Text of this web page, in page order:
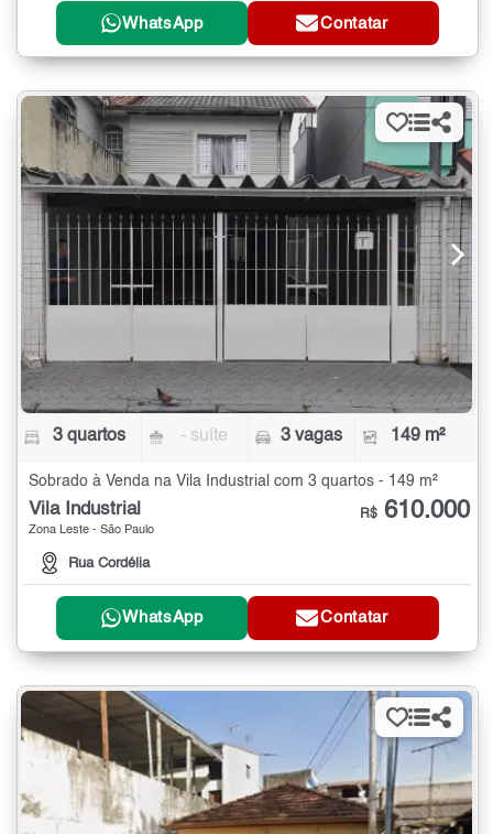
WhatsApp Contatar
3 quartos - suíte 3 vagas 149 m²
Sobrado à Venda na Vila Industrial com 3 quartos - 149 m²
Vila Industrial
Zona Leste - São Paulo
Rua Cordélia
R$ 610.000
WhatsApp Contatar